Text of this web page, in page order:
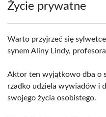
Życie prywatne
Warto przyjrzeć się sylwetce
synem Aliny Lindy,
Aktor ten wyjątkowo dba o
rzadko udziela wywiadów i
swojego życia osobistego.